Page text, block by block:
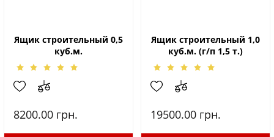
Ящик строительный 0,5
куб.м.
8200.00 грн.
Ящик строительный 1,0
куб.м. (г/п 1,5 т.)
19500.00 грн.